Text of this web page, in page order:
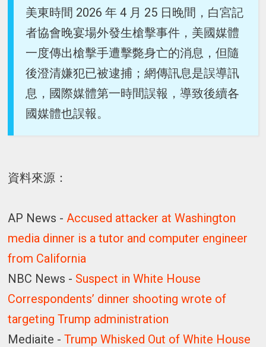
美東時間 2026 年 4 月 25 日晚間，白宮記
者協會晚宴場外發生槍擊事件，美國媒體
一度傳出槍擊手遭擊斃身亡的消息，但隨
後澄清嫌犯已被逮捕；網傳訊息是誤導訊
息，國際媒體第一時間誤報，導致後續各
國媒體也誤報。
資料來源：
AP News - Accused attacker at Washington
media dinner is a tutor and computer engineer
from California
NBC News - Suspect in White House
Correspondents’ dinner shooting wrote of
targeting Trump administration
Mediaite -Trump Whisked Out of White House